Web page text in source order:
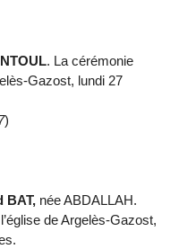
. La cérémonie
Gazost, lundi 27
)
BAT, née ABDALLAH.
de Argelès-Gazost,